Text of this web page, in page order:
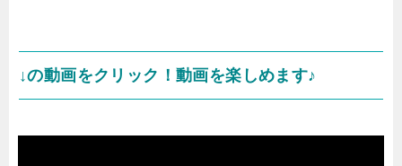
↓の動画をクリック！動画を楽しめます♪